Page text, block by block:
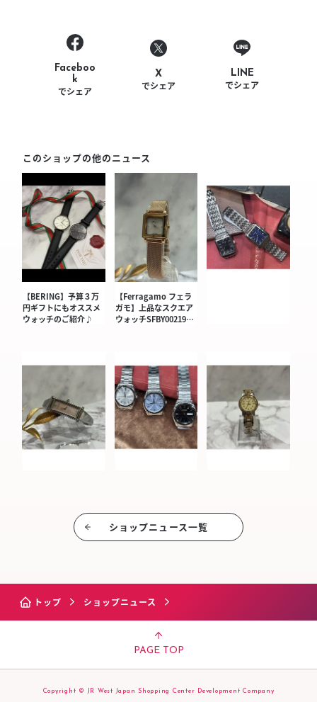
Faceboo
k
でシェア
X
でシェア
LINE
でシェア
このショップの他のニュース
【BERING】予算３万
円ギフトにもオススメ
ウォッチのご紹介♪
【Ferragamo フェラ
ガモ】上品なスクエア
ウォッチSFBY00219…
ショップニュース⼀覧
トップ ショップニュース
PAGE TOP
Copyright © JR West Japan Shopping Center Development Company